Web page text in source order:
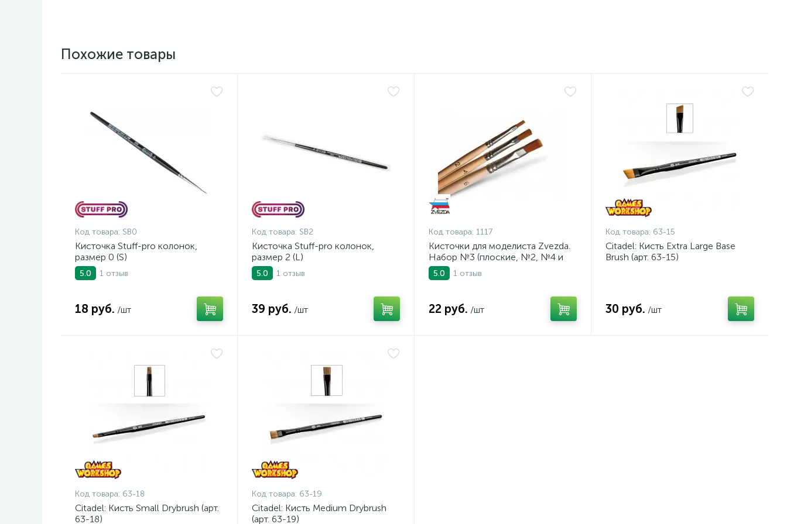
Похожие товары
Код товара: SB0
Кисточка Stuff-pro колонок,
размер 0 (S)
5.0 1 отзыв
18 руб. /шт
Код товара: SB2
Кисточка Stuff-pro колонок,
размер 2 (L)
5.0 1 отзыв
39 руб. /шт
Код товара: 1117
Кисточки для моделиста Zvezda.
Набор №3 (плоские, №2, №4 и
№6)
5.0 1 отзыв
22 руб. /шт
Код товара: 63-15
Citadel: Кисть Extra Large Base
Brush (арт. 63-15)
30 руб. /шт
Код товара: 63-18
Citadel: Кисть Small Drybrush (арт.
63-18)
Код товара: 63-19
Citadel: Кисть Medium Drybrush
(арт. 63-19)